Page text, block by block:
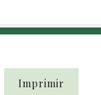
Imprimir